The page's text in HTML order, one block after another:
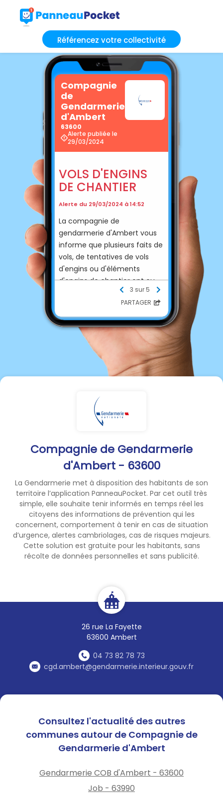
Référencez votre collectivité
Compagnie de Gendarmerie
d'Ambert - 63600
La Gendarmerie met à disposition des habitants de son
territoire l’application PanneauPocket. Par cet outil très
simple, elle souhaite tenir informés en temps réel les
citoyens des informations de prévention qui les
concernent, comportement à tenir en cas de situation
d’urgence, alertes cambriolages, cas de risques majeurs.
Cette solution est gratuite pour les habitants, sans
récolte de données personnelles et sans publicité.
26 rue La Fayette
63600 Ambert
04 73 82 78 73
cgd.ambert@gendarmerie.interieur.gouv.fr
Compagnie
de
Gendarmerie
d'Ambert
63600
Alerte publiée le
29/03/2024
VOLS D'ENGINS
DE CHANTIER
Alerte du 29/03/2024 à 14:52
La compagnie de
gendarmerie d'Ambert vous
informe que plusieurs faits de
vols, de tentatives de vols
d'engins ou d'éléments
d'engins de chantier ont eu
lieu ces derniers jours sur le
secteur (Ambert, Arlanc, Dore
l'Église, Baffie...).
Bien vouloir informer la
gendarmerie (17) si vous
constatez des situations
anormales (chargement d'un
engin de nuit...).
3 sur 5
PARTAGER
Consultez l'actualité des autres
communes autour de Compagnie de
Gendarmerie d'Ambert
Gendarmerie COB d'Ambert - 63600
Job - 63990